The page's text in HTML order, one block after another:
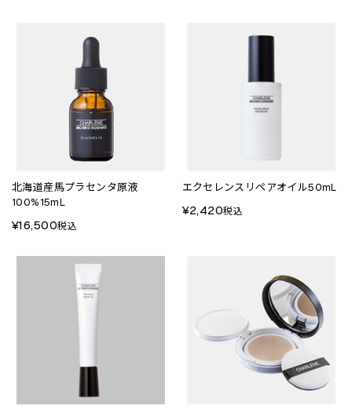
北海道産馬プラセンタ原液
100%15mL
¥16,500税込
エクセレンスリペアオイル50mL
¥2,420税込